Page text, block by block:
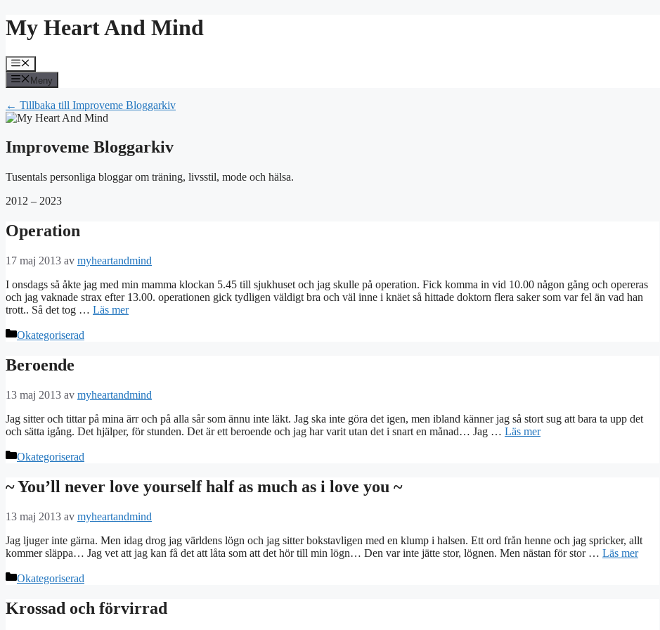
Hoppa
till
My Heart And Mind
Meny
Meny
← Tillbaka till Improveme Bloggarkiv
Improveme Bloggarkiv
Tusentals personliga bloggar om träning, livsstil, mode och hälsa.
2012 – 2023
Operation
17 maj 2013 av myheartandmind
I onsdags så åkte jag med min mamma klockan 5.45 till sjukhuset och jag skulle på operation. Fick komma in vid 10.00 någon gång och opereras
och jag vaknade strax efter 13.00. operationen gick tydligen väldigt bra och väl inne i knäet så hittade doktorn flera saker som var fel än vad han
trott.. Så det tog … Läs mer
Kategorier
Okategoriserad
Beroende
13 maj 2013 av myheartandmind
Jag sitter och tittar på mina ärr och på alla sår som ännu inte läkt. Jag ska inte göra det igen, men ibland känner jag så stort sug att bara ta upp det
och sätta igång. Det hjälper, för stunden. Det är ett beroende och jag har varit utan det i snart en månad… Jag … Läs mer
Kategorier
Okategoriserad
~ You’ll never love yourself half as much as i love you ~
13 maj 2013 av myheartandmind
Jag ljuger inte gärna. Men idag drog jag världens lögn och jag sitter bokstavligen med en klump i halsen. Ett ord från henne och jag spricker, allt
kommer släppa… Jag vet att jag kan få det att låta som att det hör till min lögn… Den var inte jätte stor, lögnen. Men nästan för stor … Läs mer
Kategorier
Okategoriserad
Krossad och förvirrad